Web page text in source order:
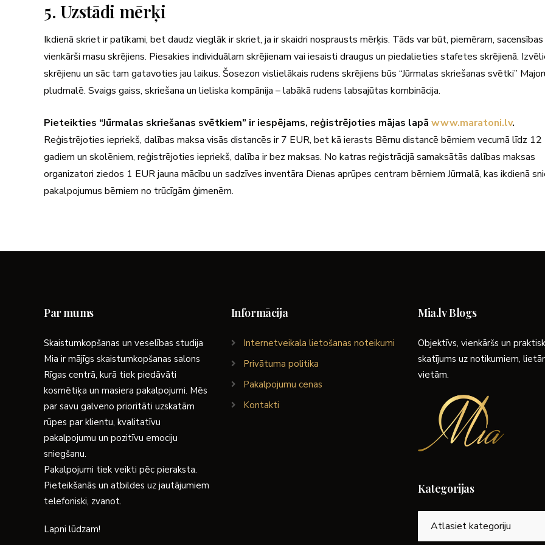
5. Uzstādi mērķi
Ikdienā skriet ir patīkami, bet daudz vieglāk ir skriet, ja ir skaidri nosprausts mērķis. Tāds var būt, piemēram, sacensības
vienkārši masu skrējiens. Piesakies individuālam skrējienam vai iesaisti draugus un piedalieties stafetes skrējienā.
skrējienu un sāc tam gatavoties jau laikus. Šosezon vislielākais rudens skrējiens būs “Jūrmalas skriešanas svētki”
pludmalē. Svaigs gaiss, skriešana un lieliska kompānija – labākā rudens labsajūtas kombinācija.
Pieteikties “Jūrmalas skriešanas svētkiem” ir iespējams, reģistrējoties mājas lapā www.maratoni.lv.
Reģistrējoties iepriekš, dalības maksa visās distancēs ir 7 EUR, bet kā ierasts Bērnu distancē bērniem vecumā līdz 12
gadiem un skolēniem, reģistrējoties iepriekš, dalība ir bez maksas. No katras reģistrācijā samaksātās dalības maksas
organizatori ziedos 1 EUR jauna mācību un sadzīves inventāra Dienas aprūpes centram bērniem Jūrmalā, kas ikdienā
pakalpojumus bērniem no trūcīgām ģimenēm.
Par mums
Skaistumkopšanas un veselības studija
Mia ir mājīgs skaistumkopšanas salons
Rīgas centrā, kurā tiek piedāvāti
kosmētiķa un masiera pakalpojumi. Mēs
par savu galveno prioritāti uzskatām
rūpes par klientu, kvalitatīvu
pakalpojumu un pozitīvu emociju
sniegšanu.
Pakalpojumi tiek veikti pēc pieraksta.
Pieteikšanās un atbildes uz jautājumiem
telefoniski, zvanot.
Lapni lūdzam!
Informācija
Internetveikala lietošanas noteikumi
Privātuma politika
Pakalpojumu cenas
Kontakti
Mia.lv Blogs
Objektīvs, vienkāršs un
skatījums uz notikumiem,
vietām.
Kategorijas